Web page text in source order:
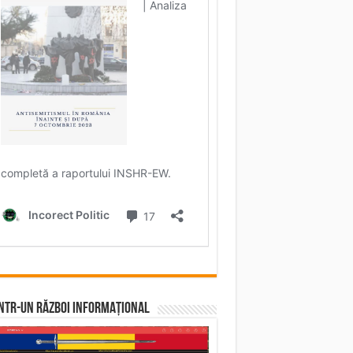
un RĂZBOI INFORMAȚIONAL